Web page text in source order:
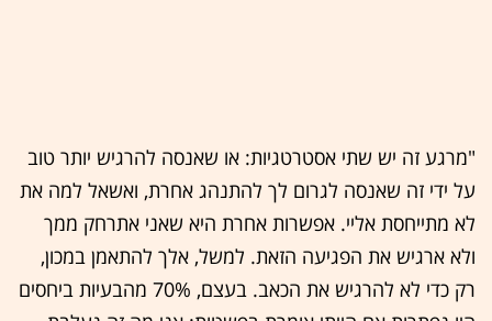
"מרגע זה יש שתי אסטרטגיות: או שאנסה להרגיש יותר טוב
על ידי זה שאנסה לגרום לך להתנהג אחרת, ואשאל למה את
לא מתייחסת אליי. אפשרות אחרת היא שאני אתרחק ממך
ולא ארגיש את הפגיעה הזאת. למשל, אלך להתאמן במכון,
רק כדי לא להרגיש את הכאב. בעצם, 70% מהבעיות ביחסים